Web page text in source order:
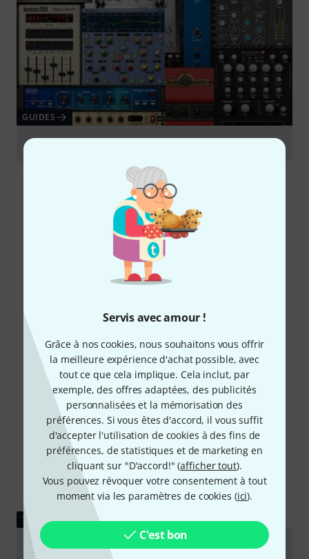
Servis avec amour !
Grâce à nos cookies, nous souhaitons vous offrir
la meilleure expérience d'achat possible, avec
tout ce que cela implique. Cela inclut, par
exemple, des offres adaptées, des publicités
personnalisées et la mémorisation des
préférences. Si vous êtes d'accord, il vous suffit
d'accepter l'utilisation de cookies à des fins de
préférences, de statistiques et de marketing en
cliquant sur "D'accord!" (afficher tout).
Vous pouvez révoquer votre consentement à tout
moment via les paramètres de cookies (ici).
C'est bon
GUIDES
Instruments virtuels
TESTS
Cherry Audio Trident Mk III